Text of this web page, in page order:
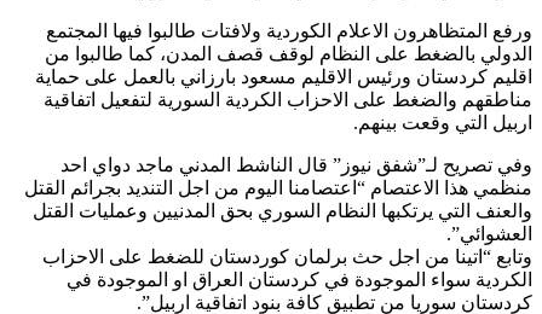
ورفع المتظاهرون الاعلام الكوردية ولافتات طالبوا فيها المجتمع
الدولي بالضغط على النظام لوقف قصف المدن، كما طالبوا من
اقليم كردستان ورئيس الاقليم مسعود بارزاني بالعمل على حماية
مناطقهم والضغط على الاحزاب الكردية السورية لتفعيل اتفاقية
اربيل التي وقعت بينهم.
وفي تصريح لـ”شفق نيوز” قال الناشط المدني ماجد دواي احد
منظمي هذا الاعتصام “اعتصامنا اليوم من اجل التنديد بجرائم القتل
والعنف التي يرتكبها النظام السوري بحق المدنيين وعمليات القتل
العشوائي”.
وتابع “اتينا من اجل حث برلمان كوردستان للضغط على الاحزاب
الكردية سواء الموجودة في كردستان العراق او الموجودة في
كردستان سوريا من تطبيق كافة بنود اتفاقية اربيل”.